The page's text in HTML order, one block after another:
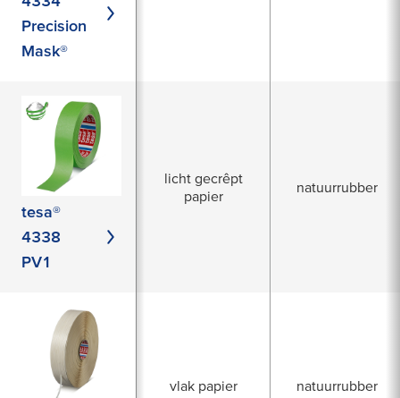
Precision
Mask®
tesa®
4338
PV1
licht gecrêpt
papier
natuurrubber
vlak papier natuurrubber